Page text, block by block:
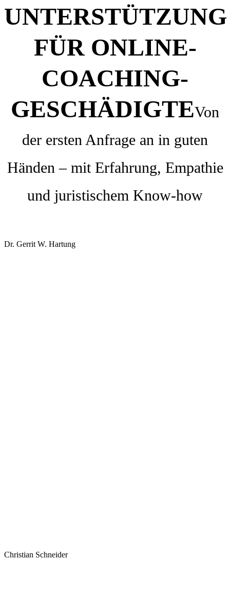
UNTERSTÜTZUNG
FÜR ONLINE-
COACHING-
GESCHÄDIGTEVon
der ersten Anfrage an in guten
Händen – mit Erfahrung, Empathie
und juristischem Know-how
Dr. Gerrit W. Hartung
Christian Schneider